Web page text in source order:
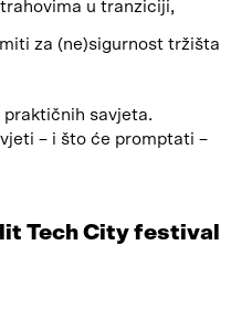
u tranziciji,
za (ne)sigurnost tržišta
praktičnih savjeta.
– i što će promptati –
Tech City festival